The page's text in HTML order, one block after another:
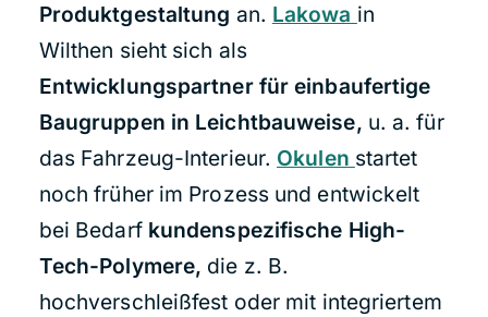
Produktgestaltung an. Lakowa in
Wilthen sieht sich als
Entwicklungspartner für einbaufertige
Baugruppen in Leichtbauweise, u. a. für
das Fahrzeug-Interieur. Okulen startet
noch früher im Prozess und entwickelt
bei Bedarf kundenspezifische High-
Tech-Polymere, die z. B.
hochverschleißfest oder mit integriertem